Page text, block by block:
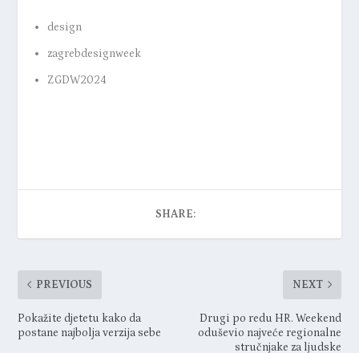
design
zagrebdesignweek
ZGDW2024
SHARE:
PREVIOUS
Pokažite djetetu kako da
postane najbolja verzija sebe
NEXT
Drugi po redu HR. Weekend
oduševio najveće regionalne
stručnjake za ljudske